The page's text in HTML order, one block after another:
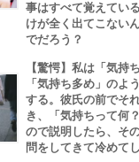
事はすべて覚えてい
けが全く出てこない
でだろう？
【驚愕】私は「気持
「気持ち多め」のよ
する。彼氏の前でそ
き、「気持ちって何
ので説明したら、そ
問をしてきて冷めて